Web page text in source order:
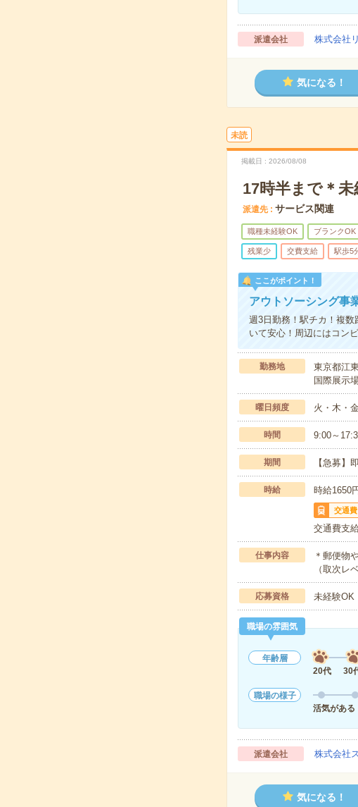
派遣会社 株式会社
気になる！
未読
掲載日 2026/08/08
17時半まで＊
派遣先 サービス関連
職種未経験OK ブランクOK
残業少 交費支給 駅歩5
ここがポイント！
アウトソーシング事
週3日勤務！駅チカ！複
いて安心！周辺にはコン
勤務地
東京都江
国際展示
曜日頻度 火・木・
時間 9:00～
期間 【急募
時給 時給1650
交通費
交通費支
仕事内容
＊郵便物
（取次レ
応募資格 未経験
職場の雰囲気
年齢層
20代
30
職場の様子
活気がある
派遣会社 株式会社
気になる！